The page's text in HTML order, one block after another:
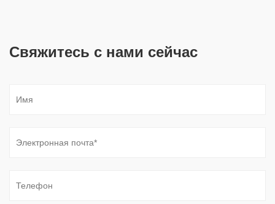
Свяжитесь с нами сейчас